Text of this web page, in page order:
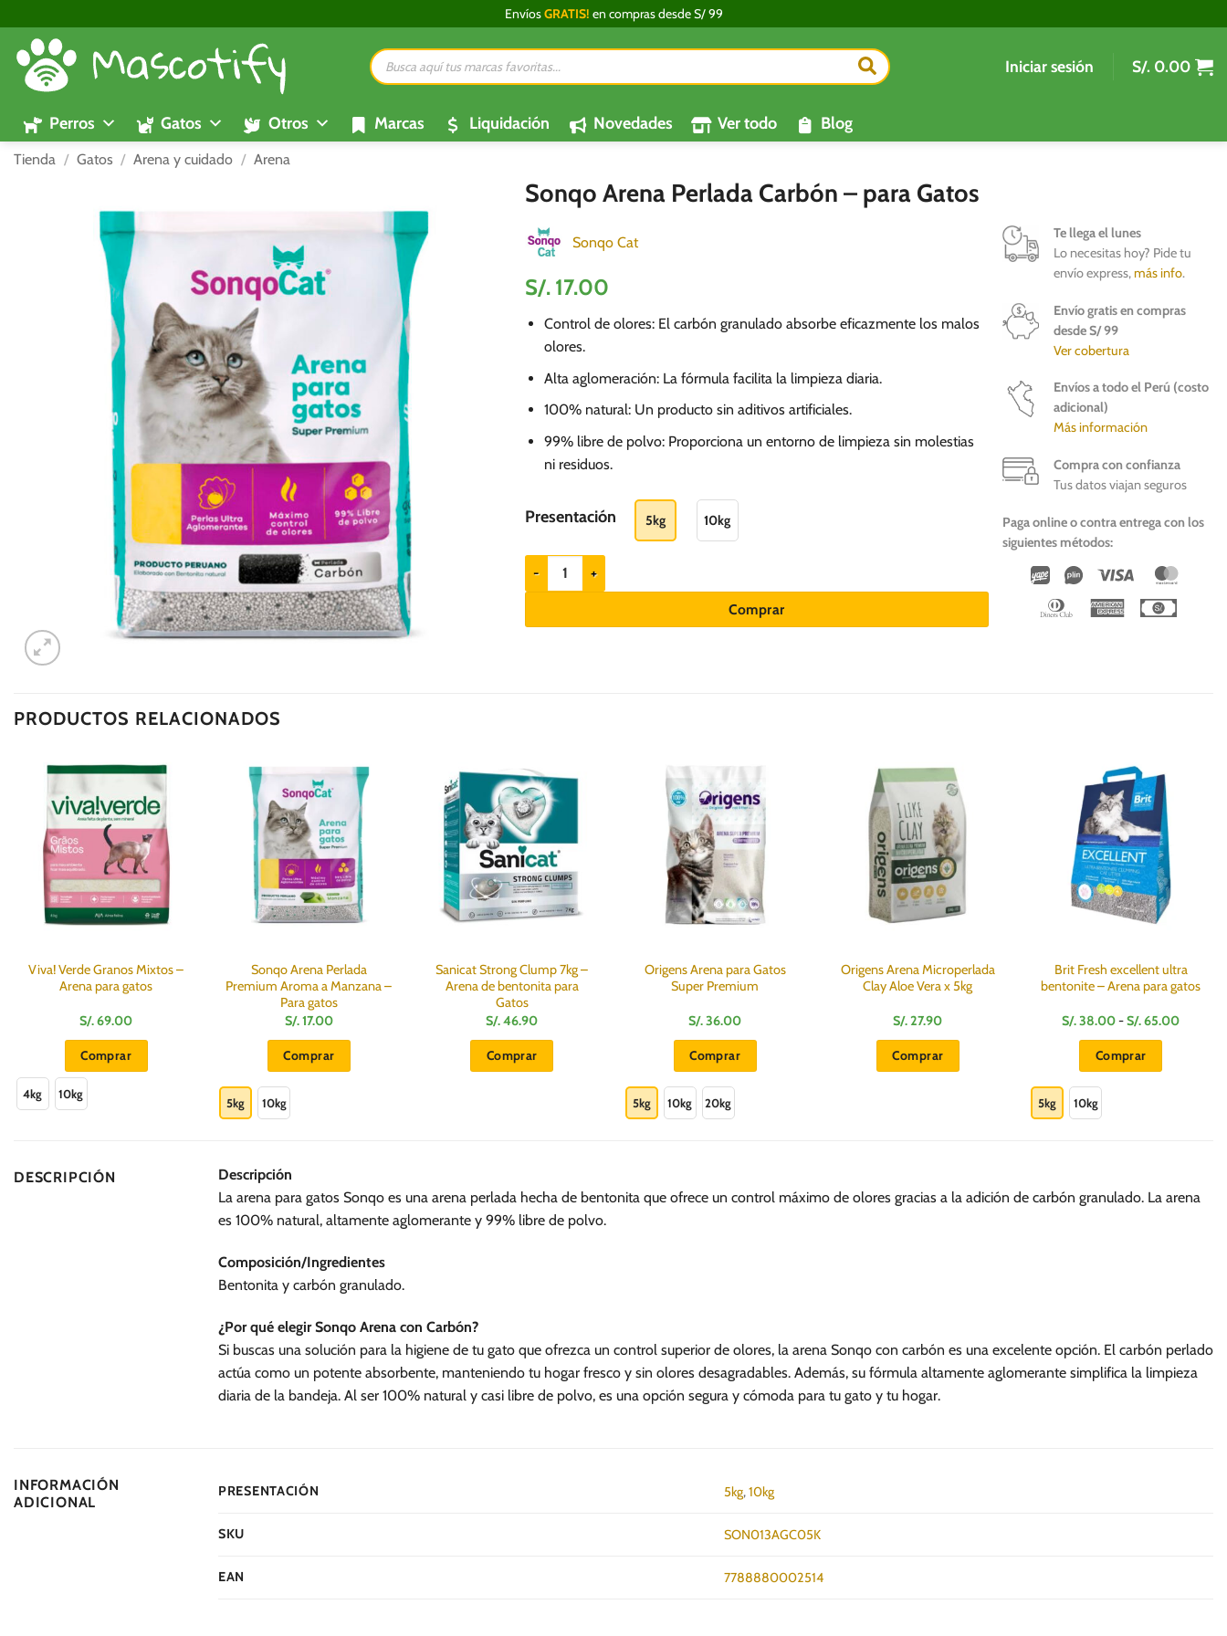
al
contenido
EnvíosGRATIS! en compras desde S/ 99
Búsqueda
de
productos
Iniciar sesión S/. 0.00
Perros Gatos Otros Marcas Liquidación Novedades Ver todo Blog
Tienda / Gatos / Arena y cuidado / Arena
Sonqo Arena Perlada Carbón – para Gatos
Sonqo Cat
S/. 17.00
Control de olores: El carbón granulado absorbe eficazmente los malos
olores.
Alta aglomeración: La fórmula facilita la limpieza diaria.
100% natural: Un producto sin aditivos artificiales.
99% libre de polvo: Proporciona un entorno de limpieza sin molestias
ni residuos.
Presentación 5kg 10kg
Sonqo Arena Perlada Carbón - para Gatos cantidad
Comprar
Te llega el lunes
Lo necesitas hoy? Pide tu
envío express,más info.
Envío gratis en compras
desde S/ 99
Ver cobertura
Envíos a todo el Perú (costo
adicional)
Más información
Compra con confianza
Tus datos viajan seguros
Paga online o contra entrega con los
siguientes métodos:
Wirecard
Vipps Visa
Dinners
American
PRODUCTOS RELACIONADOS
Viva! Verde Granos Mixtos –
Arena para gatos
S/.69.00
Comprar
Las
4kg 10kg
Sonqo Arena Perlada
Premium Aroma a Manzana –
Para gatos
S/.17.00
Comprar
opciones
se
elegir
en
página
de
producto
5kg 10kg
Sanicat Strong Clump 7kg –
Arena de bentonita para
Gatos
S/.46.90
Comprar
Origens Arena para Gatos
Super Premium
S/.36.00
Comprar
producto
tiene
opciones
de
producto
5kg 10kg 20kg
Origens Arena Microperlada
Clay Aloe Vera x 5kg
S/.27.90
Comprar
Brit Fresh excellent ultra
bentonite – Arena para gatos
S/.38.00-S/.65.00Rango
Comprar
opciones
de
producto
5kg 10kg
DESCRIPCIÓN
Descripción
La arena para gatos Sonqo es una arena perlada hecha de bentonita que ofrece un control máximo de olores gracias a la adición de carbón granulado. La arena
es 100% natural, altamente aglomerante y 99% libre de polvo.
Composición/Ingredientes
Bentonita y carbón granulado.
¿Por qué elegir Sonqo Arena con Carbón?
Si buscas una solución para la higiene de tu gato que ofrezca un control superior de olores, la arena Sonqo con carbón es una excelente opción. El carbón perlado
actúa como un potente absorbente, manteniendo tu hogar fresco y sin olores desagradables. Además, su fórmula altamente aglomerante simplifica la limpieza
diaria de la bandeja. Al ser 100% natural y casi libre de polvo, es una opción segura y cómoda para tu gato y tu hogar.
INFORMACIÓN
ADICIONAL
PRESENTACIÓN 5kg,10kg
SKU SON013AGC05K
EAN 7788880002514